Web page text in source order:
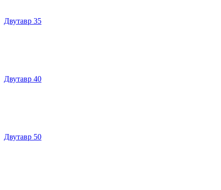
Двутавр 35
Двутавр 40
Двутавр 50